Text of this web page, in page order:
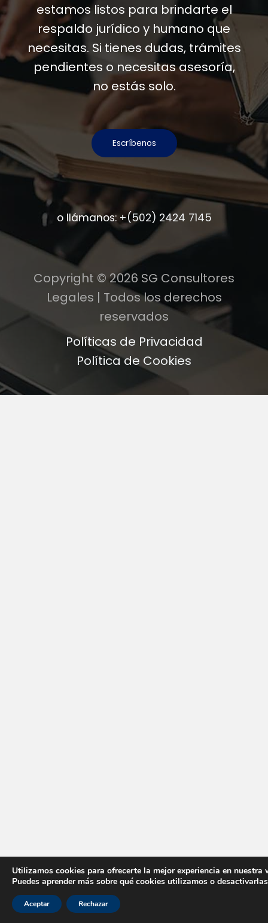
estamos listos para brindarte el
respaldo jurídico y humano que
necesitas. Si tienes dudas, trámites
pendientes o necesitas asesoría,
no estás solo.
Escríbenos
o llámanos: +(502) 2424 7145
Copyright © 2026 SG Consultores
Legales | Todos los derechos
reservados
Políticas de Privacidad
Política de Cookies
Utilizamos cookies para ofrecerte la mejor experiencia en nuestra
Puedes aprender más sobre qué cookies utilizamos o
Aceptar Rechazar